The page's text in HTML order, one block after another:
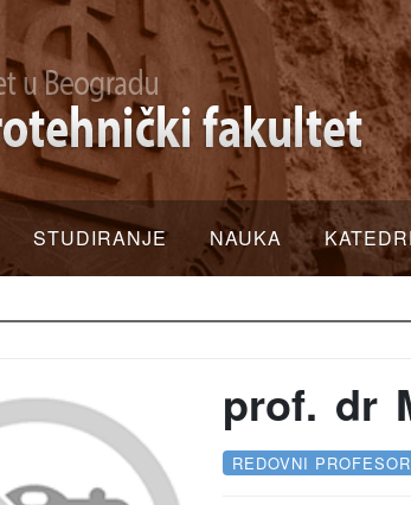
STUDIRANJE NAUKA
prof. dr
REDOVNI PROFESOR